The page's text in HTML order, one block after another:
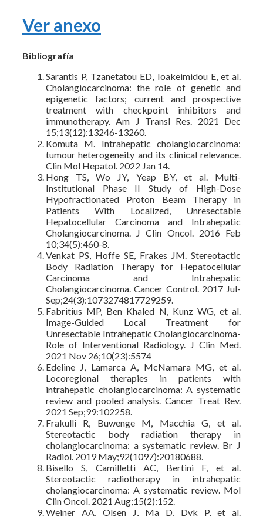
Ver anexo
Bibliografía
Sarantis P, Tzanetatou ED, Ioakeimidou E, et al.
Cholangiocarcinoma: the role of genetic and
epigenetic factors; current and prospective
treatment with checkpoint inhibitors and
immunotherapy. Am J Transl Res. 2021 Dec
15;13(12):13246-13260.
Komuta M. Intrahepatic cholangiocarcinoma:
tumour heterogeneity and its clinical relevance.
Clin Mol Hepatol. 2022 Jan 14.
Hong TS, Wo JY, Yeap BY, et al. Multi-
Institutional Phase II Study of High-Dose
Hypofractionated Proton Beam Therapy in
Patients With Localized, Unresectable
Hepatocellular Carcinoma and Intrahepatic
Cholangiocarcinoma. J Clin Oncol. 2016 Feb
10;34(5):460-8.
Venkat PS, Hoffe SE, Frakes JM. Stereotactic
Body Radiation Therapy for Hepatocellular
Carcinoma and Intrahepatic
Cholangiocarcinoma. Cancer Control. 2017 Jul-
Sep;24(3):1073274817729259.
Fabritius MP, Ben Khaled N, Kunz WG, et al.
Image-Guided Local Treatment for
Unresectable Intrahepatic Cholangiocarcinoma-
Role of Interventional Radiology. J Clin Med.
2021 Nov 26;10(23):5574
Edeline J, Lamarca A, McNamara MG, et al.
Locoregional therapies in patients with
intrahepatic cholangiocarcinoma: A systematic
review and pooled analysis. Cancer Treat Rev.
2021 Sep;99:102258.
Frakulli R, Buwenge M, Macchia G, et al.
Stereotactic body radiation therapy in
cholangiocarcinoma: a systematic review. Br J
Radiol. 2019 May;92(1097):20180688.
Bisello S, Camilletti AC, Bertini F, et al.
Stereotactic radiotherapy in intrahepatic
cholangiocarcinoma: A systematic review. Mol
Clin Oncol. 2021 Aug;15(2):152.
Weiner AA, Olsen J, Ma D, Dyk P, et al.